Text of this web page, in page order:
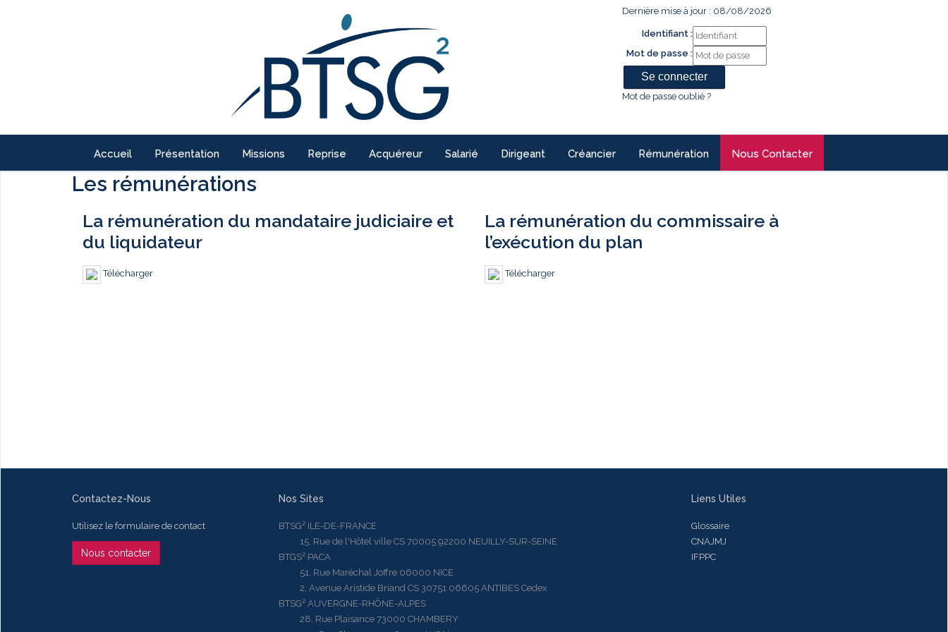
Dernière mise à jour : 08/08/2026
Identifiant :
Mot de passe :
Mot de passe oublié ?
Accueil Présentation Missions Reprise Acquéreur Salarié Dirigeant Créancier Rémunération Nous Contacter
Les rémunérations
La rémunération du mandataire judiciaire et
du liquidateur
Télécharger
La rémunération du commissaire à
l’exécution du plan
Télécharger
Contactez-Nous
Utilisez le formulaire de contact
Nous contacter
Nos Sites
BTSG² ILE-DE-FRANCE
15, Rue de l'Hôtel ville CS 70005 92200 NEUILLY-SUR-SEINE
BTGS² PACA
51, Rue Maréchal Joffre 06000 NICE
2, Avenue Aristide Briand CS 30751 06605 ANTIBES Cedex
BTSG² AUVERGNE-RHÔNE-ALPES
28, Rue Plaisance 73000 CHAMBERY
Liens Utiles
Glossaire
CNAJMJ
IFPPC